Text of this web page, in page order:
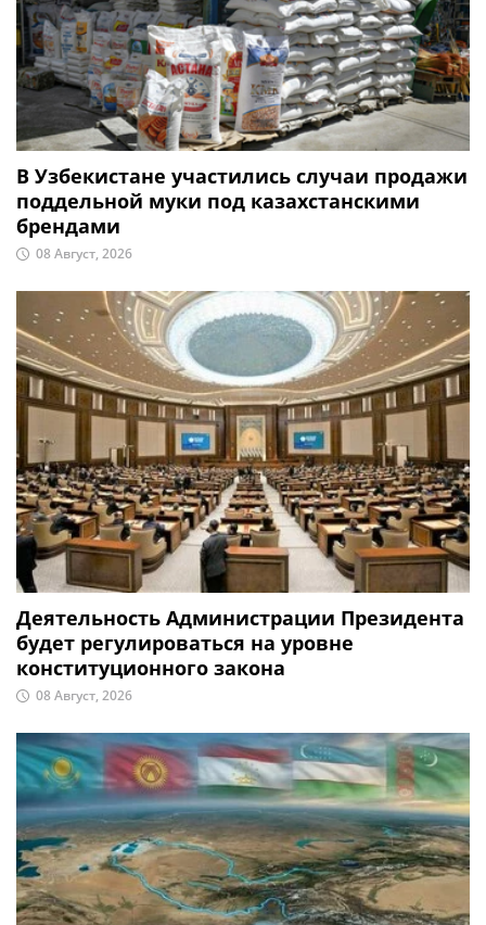
В Узбекистане участились случаи продажи
поддельной муки под казахстанскими
брендами
08 Август, 2026
Деятельность Администрации Президента
будет регулироваться на уровне
конституционного закона
08 Август, 2026